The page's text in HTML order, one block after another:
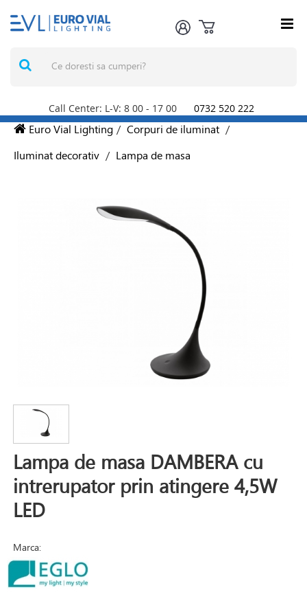
Call Center: L-V: 8 00 - 17 00 0732 520 222
Euro Vial Lighting / Corpuri de iluminat /
Iluminat decorativ / Lampa de masa
Lampa de masa DAMBERA cu
intrerupator prin atingere 4,5W
LED
Marca: